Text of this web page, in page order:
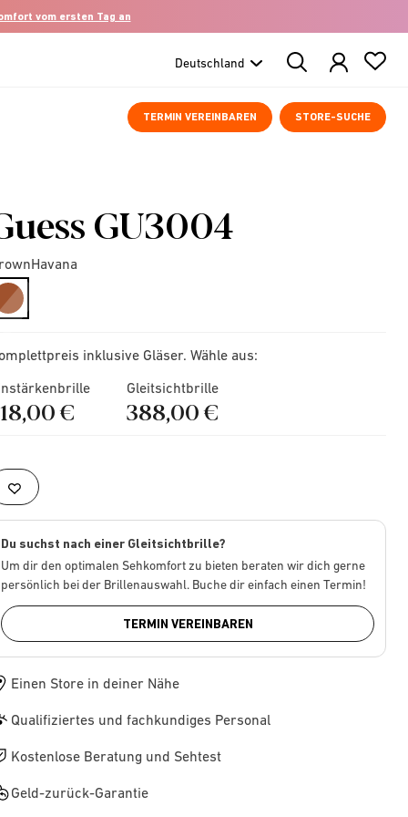
vom ersten Tag an
Search
Products
TERMIN VEREINBAREN STORE-SUCHE
GU3004
selected
inklusive Gläser. Wähle aus:
€
Gleitsichtbrille
388,00 €
Du suchst nach einer Gleitsichtbrille?
Um dir den optimalen Sehkomfort zu bieten beraten wir dich gerne
persönlich bei der Brillenauswahl. Buche dir einfach einen Termin!
TERMIN VEREINBAREN
Einen Store in deiner Nähe
Qualifiziertes und fachkundiges Personal
Kostenlose Beratung und Sehtest
Geld-zurück-Garantie